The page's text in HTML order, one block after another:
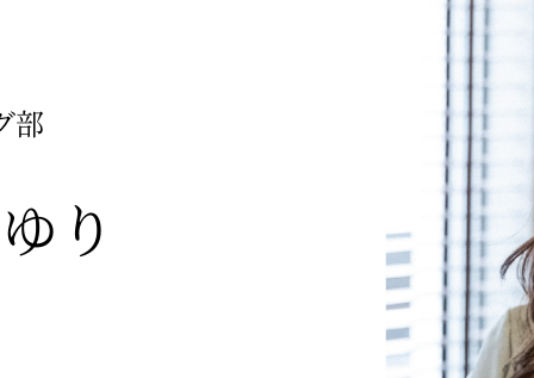
部
り